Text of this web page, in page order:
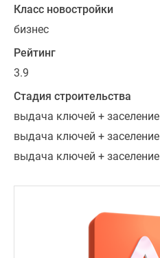
В
комплекс
проведены
все
инженерные
коммуникации.
Квартиры
в
Класс новостройки
бизнес
Рейтинг
3.9
Стадия строительства
выдача ключей + заселение
выдача ключей + заселение
выдача ключей + заселение